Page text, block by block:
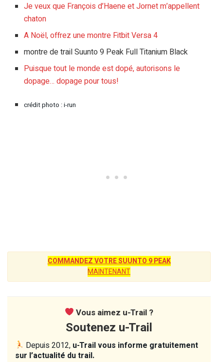
Je veux que François d’Haene et Jornet m’appellent
chaton
A Noël, offrez une montre Fitbit Versa 4
montre de trail Suunto 9 Peak Full Titanium Black
Puisque tout le monde est dopé, autorisons le
dopage… dopage pour tous!
crédit photo : i-run
COMMANDEZ VOTRE SUUNTO 9 PEAK
MAINTENANT
Vous aimez u-Trail ?
Soutenez u-Trail
Depuis 2012, u-Trail vous informe gratuitement
sur l’actualité du trail.